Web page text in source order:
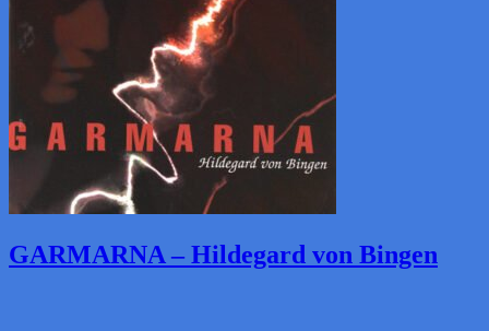
GARMARNA – Hildegard von Bingen